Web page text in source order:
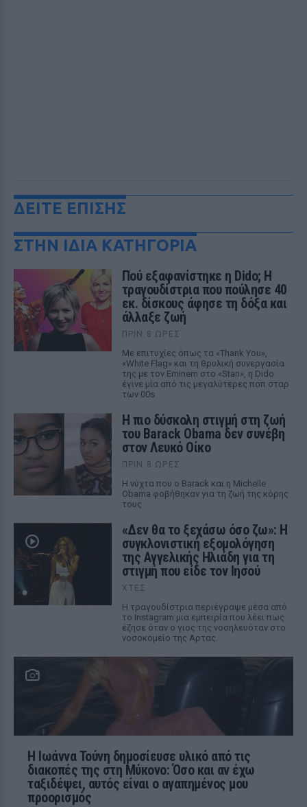
ΔΕΙΤΕ ΕΠΙΣΗΣ
ΣΤΗΝ ΙΔΙΑ ΚΑΤΗΓΟΡΙΑ
Πού εξαφανίστηκε η Dido; Η
τραγουδίστρια που πούλησε 40
εκ. δίσκους άφησε τη δόξα και
άλλαξε ζωή
ΠΡΙΝ 8 ΏΡΕΣ
Με επιτυχίες όπως τα «Thank You»,
«White Flag» και τη θρυλική συνεργασία
της με τον Eminem στο «Stan», η Dido
έγινε μία από τις μεγαλύτερες ποπ σταρ
των 00s
Η πιο δύσκολη στιγμή στη ζωή
του Barack Obama δεν συνέβη
στον Λευκό Οίκο
ΠΡΙΝ 8 ΏΡΕΣ
Η νύχτα που ο Barack και η Michelle
Obama φοβήθηκαν για τη ζωή της κόρης
τους
«Δεν θα το ξεχάσω όσο ζω»: Η
συγκλονιστική εξομολόγηση
της Αγγελικής Ηλιάδη για τη
στιγμή που είδε τον Ιησού
ΧΤΕΣ
Η τραγουδίστρια περιέγραψε μέσα από
το Instagram μια εμπειρία που λέει πως
έζησε όταν ο γιος της νοσηλευόταν στο
νοσοκομείο της Αρτας.
Η Ιωάννα Τούνη δημοσίευσε υλικό από τις
διακοπές της στη Μύκονο: Όσο και αν έχω
ταξιδέψει, αυτός είναι ο αγαπημένος μου
προορισμός